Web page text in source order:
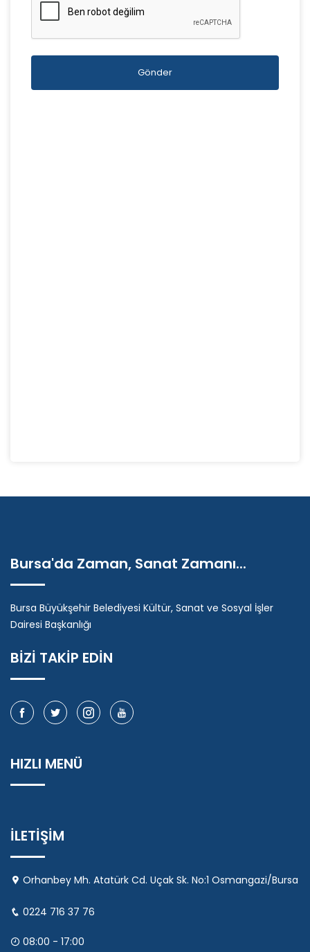
Gönder
Bursa'da Zaman, Sanat Zamanı...
Bursa Büyükşehir Belediyesi Kültür, Sanat ve Sosyal İşler
Dairesi Başkanlığı
BİZİ TAKİP EDİN
HIZLI MENÜ
İLETİŞİM
Orhanbey Mh. Atatürk Cd. Uçak Sk. No:1 Osmangazi/Bursa
0224 716 37 76
08:00 - 17:00